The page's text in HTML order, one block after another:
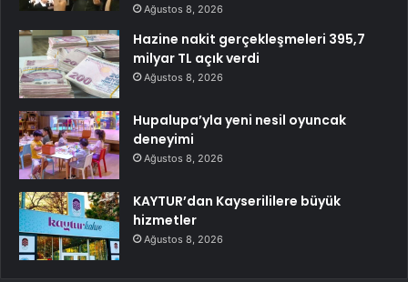
Ağustos 8, 2026
Hazine nakit gerçekleşmeleri 395,7
milyar TL açık verdi
Ağustos 8, 2026
Hupalupa’yla yeni nesil oyuncak
deneyimi
Ağustos 8, 2026
KAYTUR’dan Kayserililere büyük
hizmetler
Ağustos 8, 2026